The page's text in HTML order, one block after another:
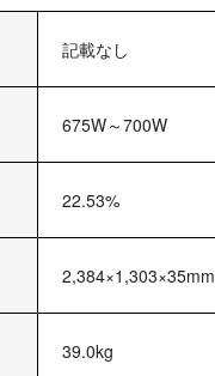
記載なし
675W～700W
22.53%
2,384×1,303×35mm
39.0kg